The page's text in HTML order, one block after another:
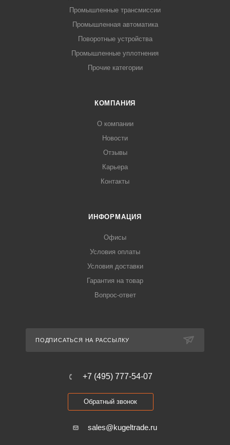
Промышленные трансмиссии
Промышленная автоматика
Поворотные устройства
Промышленные уплотнения
Прочие категории
КОМПАНИЯ
О компании
Новости
Отзывы
Карьера
Контакты
ИНФОРМАЦИЯ
Офисы
Условия оплаты
Условия доставки
Гарантия на товар
Вопрос-ответ
ПОДПИСАТЬСЯ НА РАССЫЛКУ
+7 (495) 777-54-07
Обратный звонок
sales@kugeltrade.ru